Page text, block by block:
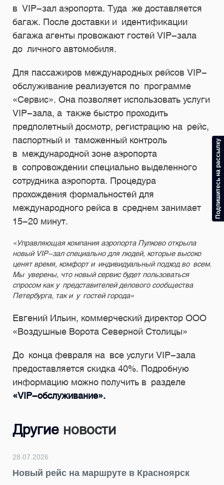
в VIP-зал аэропорта. Туда же доставляется
багаж. После доставки и идентификации
багажа агенты провожают гостей VIP-зала
до личного автомобиля.
Для пассажиров международных рейсов VIP-
обслуживание реализуется по программе
«Сервис». Она позволяет использовать услуги
VIP-зала, а также быстро проходить
предполетный досмотр, регистрацию на рейс,
паспортный и таможенный контроль
в международной зоне аэропорта
в сопровождении специально выделенного
сотрудника аэропорта. Процедура
прохождения формальностей для
международного рейса в среднем занимает
15-20 минут.
«Управляющая компания аэропорта Пулково открыла
новый VIP-зал специально для людей, которые высоко
ценят время, комфорт и индивидуальный подход во всем.
Мы уверены, что новый сервис будет пользоваться
спросом как у представителей делового сообщества
Петербурга, так и у гостей города»
Евгений Ильин, коммерческий директор ООО
«Воздушные Ворота Северной Столицы»
До конца февраля на все услуги VIP-зала
предоставляется скидка 40%. Подробную
информацию можно получить в разделе
«VIP-обслуживание».
Другие новости
28.07.2026
Новый рейс на маршруте в Красноярск
Подпишитесь на рассылку